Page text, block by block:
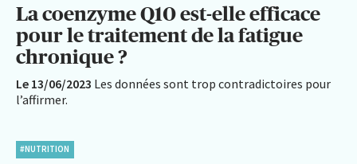
La coenzyme Q10 est-elle efficace
pour le traitement de la fatigue
chronique ?
Le 13/06/2023 Les données sont trop contradictoires pour
l’affirmer.
#NUTRITION